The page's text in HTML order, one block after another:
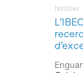
Notícies